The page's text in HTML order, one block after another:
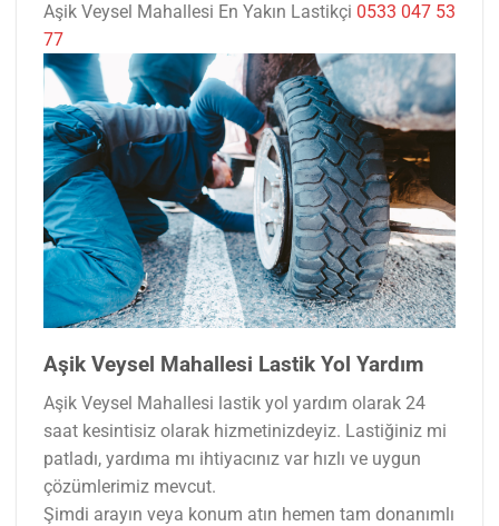
Aşik Veysel Mahallesi En Yakın Lastikçi 0533 047 53
77
Aşik Veysel Mahallesi Lastik Yol Yardım
Aşik Veysel Mahallesi lastik yol yardım olarak 24
saat kesintisiz olarak hizmetinizdeyiz. Lastiğiniz mi
patladı, yardıma mı ihtiyacınız var hızlı ve uygun
çözümlerimiz mevcut.
Şimdi arayın veya konum atın hemen tam donanımlı